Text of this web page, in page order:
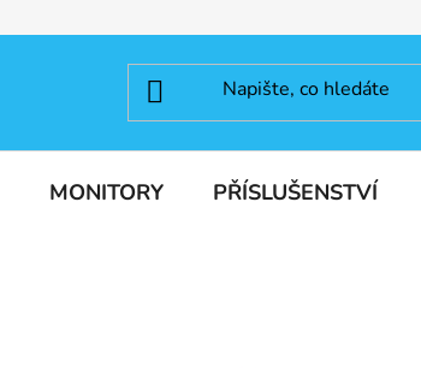
MONITORY PŘÍSLUŠENSTVÍ